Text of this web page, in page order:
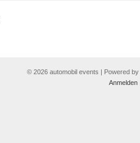
© 2026 automobil events | Powered by
Anmelden|